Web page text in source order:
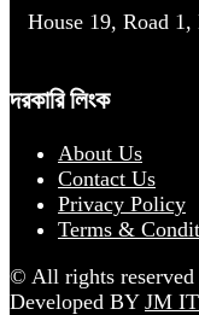
House 19, Road
দরকারি লিংক
About Us
Contact Us
Privacy Policy
Terms &
© All rights
Developed BY JM